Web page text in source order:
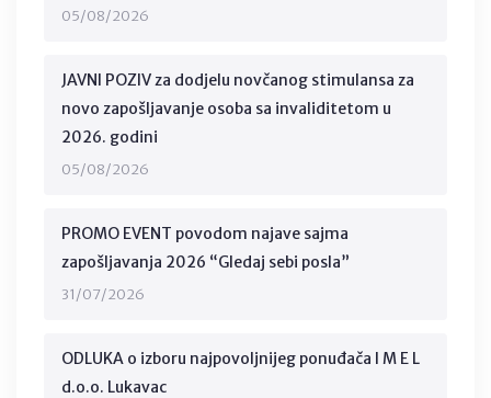
05/08/2026
JAVNI POZIV za dodjelu novčanog stimulansa za
novo zapošljavanje osoba sa invaliditetom u
2026. godini
05/08/2026
PROMO EVENT povodom najave sajma
zapošljavanja 2026 “Gledaj sebi posla”
31/07/2026
ODLUKA o izboru najpovoljnijeg ponuđača I M E L
d.o.o. Lukavac